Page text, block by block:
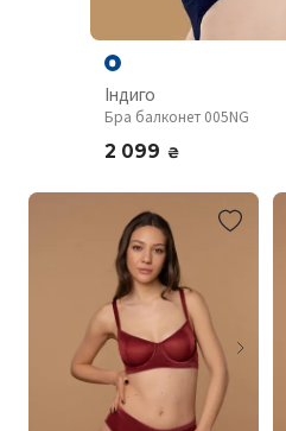
Індиго
Бра балконет 005NG
2 099 ₴